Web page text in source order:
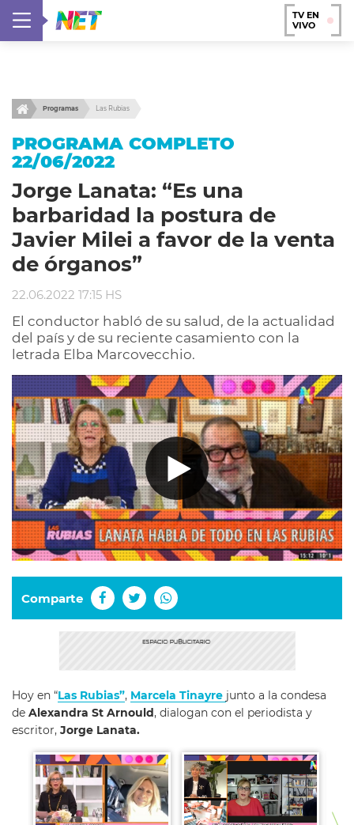
TV EN
VIVO
Programas Las Rubias
PROGRAMA COMPLETO
22/06/2022
Jorge Lanata: “Es una
barbaridad la postura de
Javier Milei a favor de la venta
de órganos”
22.06.2022 17:15 HS
El conductor habló de su salud, de la actualidad
del país y de su reciente casamiento con la
letrada Elba Marcovecchio.
Comparte
Hoy en “Las Rubias”, Marcela Tinayre junto a la condesa
de Alexandra St Arnould, dialogan con el periodista y
escritor, Jorge Lanata.